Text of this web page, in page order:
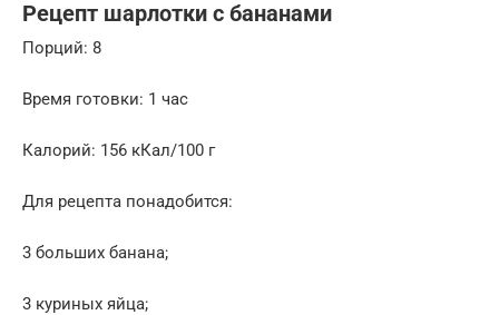
Рецепт шарлотки с бананами
Порций: 8
Время готовки: 1 час
Калорий: 156 кКал/100 г
Для рецепта понадобится:
3 больших банана;
3 куриных яйца;